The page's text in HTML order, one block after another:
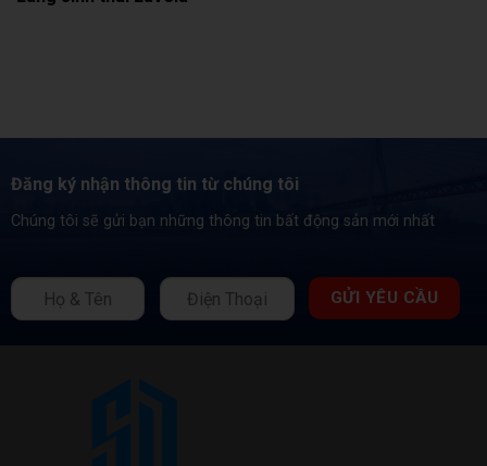
Đăng ký nhận thông tin từ chúng tôi
Chúng tôi sẽ gửi bạn những thông tin bất động sản mới nhất